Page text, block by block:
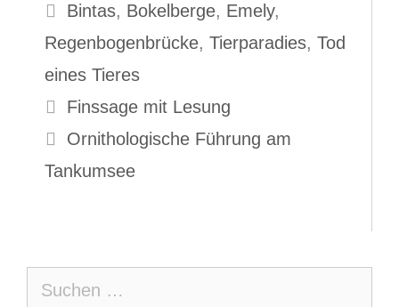
Bintas, Bokelberge, Emely,
Regenbogenbrücke, Tierparadies, Tod
eines Tieres
Finssage mit Lesung
Ornithologische Führung am
Tankumsee